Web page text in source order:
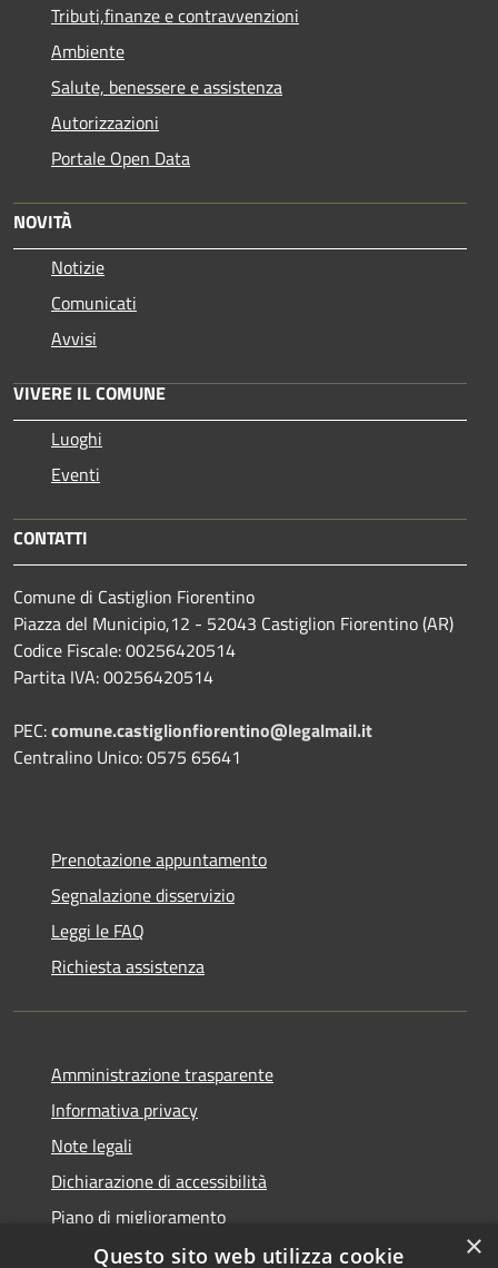
Tributi,finanze e contravvenzioni
Ambiente
Salute, benessere e assistenza
Autorizzazioni
Portale Open Data
NOVITÀ
Notizie
Comunicati
Avvisi
VIVERE IL COMUNE
Luoghi
Eventi
CONTATTI
Comune di Castiglion Fiorentino
Piazza del Municipio,12 - 52043 Castiglion Fiorentino (AR)
Codice Fiscale: 00256420514
Partita IVA: 00256420514
PEC:comune.castiglionfiorentino@legalmail.it
Centralino Unico: 0575 65641
Prenotazione appuntamento
Segnalazione disservizio
Leggi le FAQ
Richiesta assistenza
Amministrazione trasparente
Informativa privacy
Note legali
Dichiarazione di accessibilità
Piano di miglioramento
×
Questo sito web utilizza cookie